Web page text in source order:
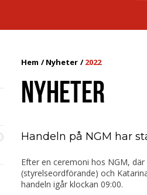
Hem Nyheter 2022
NYHETER
Handeln på NGM har
Efter en ceremoni hos NGM,
(styrelseordförande) och
handeln igår klockan 09:00.